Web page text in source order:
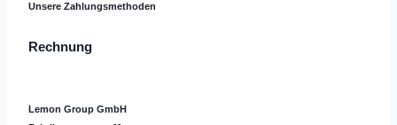
Unsere Zahlungsmethoden
Rechnung
Lemon Group GmbH